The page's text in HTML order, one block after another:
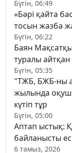
Бүгін, 06:49
«Бәрі қайта
тосын жазба
Бүгін, 06:22
Баян
туралы айтқан
Бүгін, 05:35
"ТЖБ, БЖБ-ны
жылында
күтіп тұр
Бүгін, 05:00
Аптап ыстық:
байланысты
6 тамыз, 2026